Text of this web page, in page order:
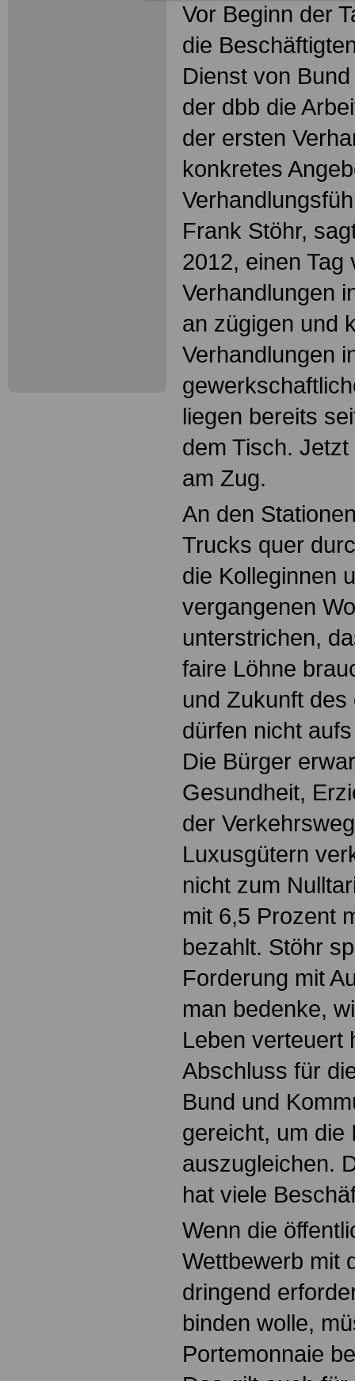
Vor Beginn der
die
Dienst von
der dbb die
der ersten
konkretes
Frank Stöhr,
2012, einen Tag
Verhandlungen
an zügigen und
Verhandlungen
liegen bereits
dem Tisch.
am Zug.
An den
Trucks quer
die Kolleginnen
vergangenen
unterstrichen,
faire Löhne
und Zukunft
dürfen nicht
Die Bürger
Gesundheit,
der
Luxusgütern
nicht zum
mit 6,5 Prozent
bezahlt. Stöhr
Forderung mit
man bedenke,
Leben verteuert
Abschluss für
Bund und
gereicht, um die
auszugleichen.
hat viele
Wenn die
Wettbewerb mit
dringend
binden wolle,
Portemonnaie